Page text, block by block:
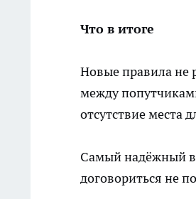
Что в итоге
Новые правила не
между
отсутствие места
Самый надёжный
договориться не